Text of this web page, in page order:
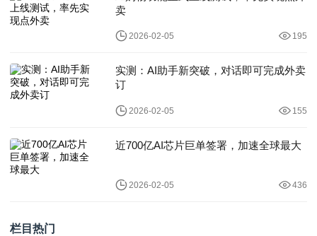
卖
2026-02-05 195
实测：AI助手新突破，对话即可完成外卖
订
2026-02-05 155
近700亿AI芯片巨单签署，加速全球最大
2026-02-05 436
栏目热门